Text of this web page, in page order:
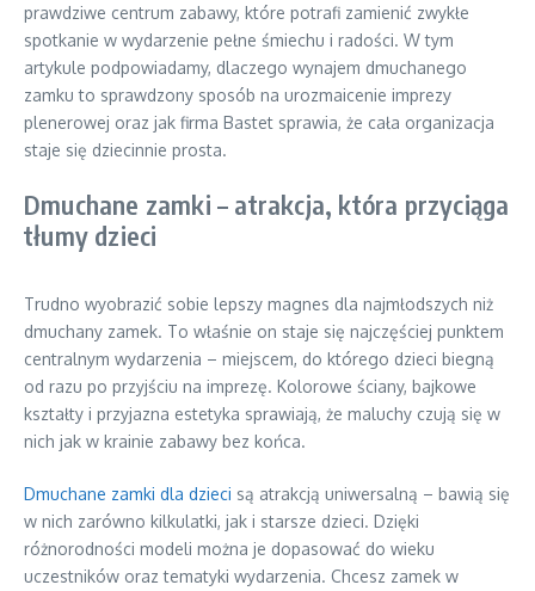
prawdziwe centrum zabawy, które potrafi zamienić zwykłe
spotkanie w wydarzenie pełne śmiechu i radości. W tym
artykule podpowiadamy, dlaczego wynajem dmuchanego
zamku to sprawdzony sposób na urozmaicenie imprezy
plenerowej oraz jak firma Bastet sprawia, że cała organizacja
staje się dziecinnie prosta.
Dmuchane zamki – atrakcja, która przyciąga
tłumy dzieci
Trudno wyobrazić sobie lepszy magnes dla najmłodszych niż
dmuchany zamek. To właśnie on staje się najczęściej punktem
centralnym wydarzenia – miejscem, do którego dzieci biegną
od razu po przyjściu na imprezę. Kolorowe ściany, bajkowe
kształty i przyjazna estetyka sprawiają, że maluchy czują się w
nich jak w krainie zabawy bez końca.
Dmuchane zamki dla dzieci są atrakcją uniwersalną – bawią się
w nich zarówno kilkulatki, jak i starsze dzieci. Dzięki
różnorodności modeli można je dopasować do wieku
uczestników oraz tematyki wydarzenia. Chcesz zamek w